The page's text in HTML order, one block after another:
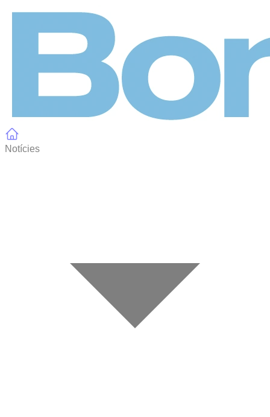
Notícies